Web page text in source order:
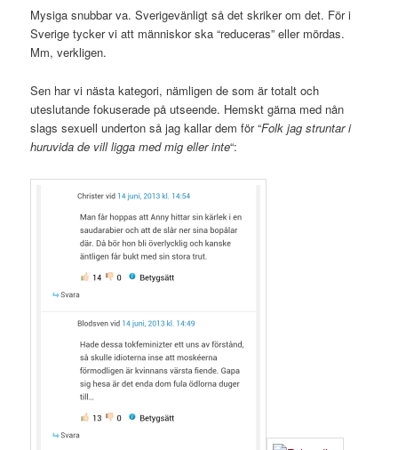
Mysiga snubbar va. Sverigevänligt så det skriker om det. För i
Sverige tycker vi att människor ska “reduceras” eller mördas.
Mm, verkligen.
Sen har vi nästa kategori, nämligen de som är totalt och
uteslutande fokuserade på utseende. Hemskt gärna med nån
slags sexuell underton så jag kallar dem för “Folk jag struntar i
huruvida de vill ligga med mig eller inte“: